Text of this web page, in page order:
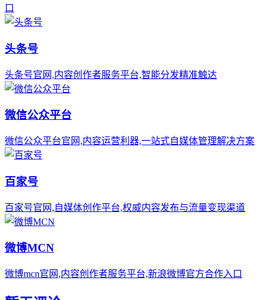
口
头条号
头条号官网,内容创作者服务平台,智能分发精准触达
微信公众平台
微信公众平台官网,内容运营利器,一站式自媒体管理解决方案
百家号
百家号官网,自媒体创作平台,权威内容发布与流量变现渠道
微博MCN
微博mcn官网,内容创作者服务平台,新浪微博官方合作入口